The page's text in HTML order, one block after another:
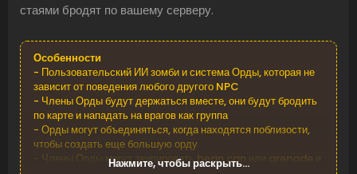
стаями бродят по вашему серверу.
Особенности
- Пользовательский ИИ зомби и система Орды, которая не
зависит от поведения любого другого NPC
- Члены Орды будут держаться вместе, они будут бродить
по карте и нападать на врагов как группа
- Орды могут объединяться, когда находятся поблизости,
чтобы создать еще большую орду
- Члены Орды могут экипировать bean can или grenade и
Нажмите, чтобы раскрыть...